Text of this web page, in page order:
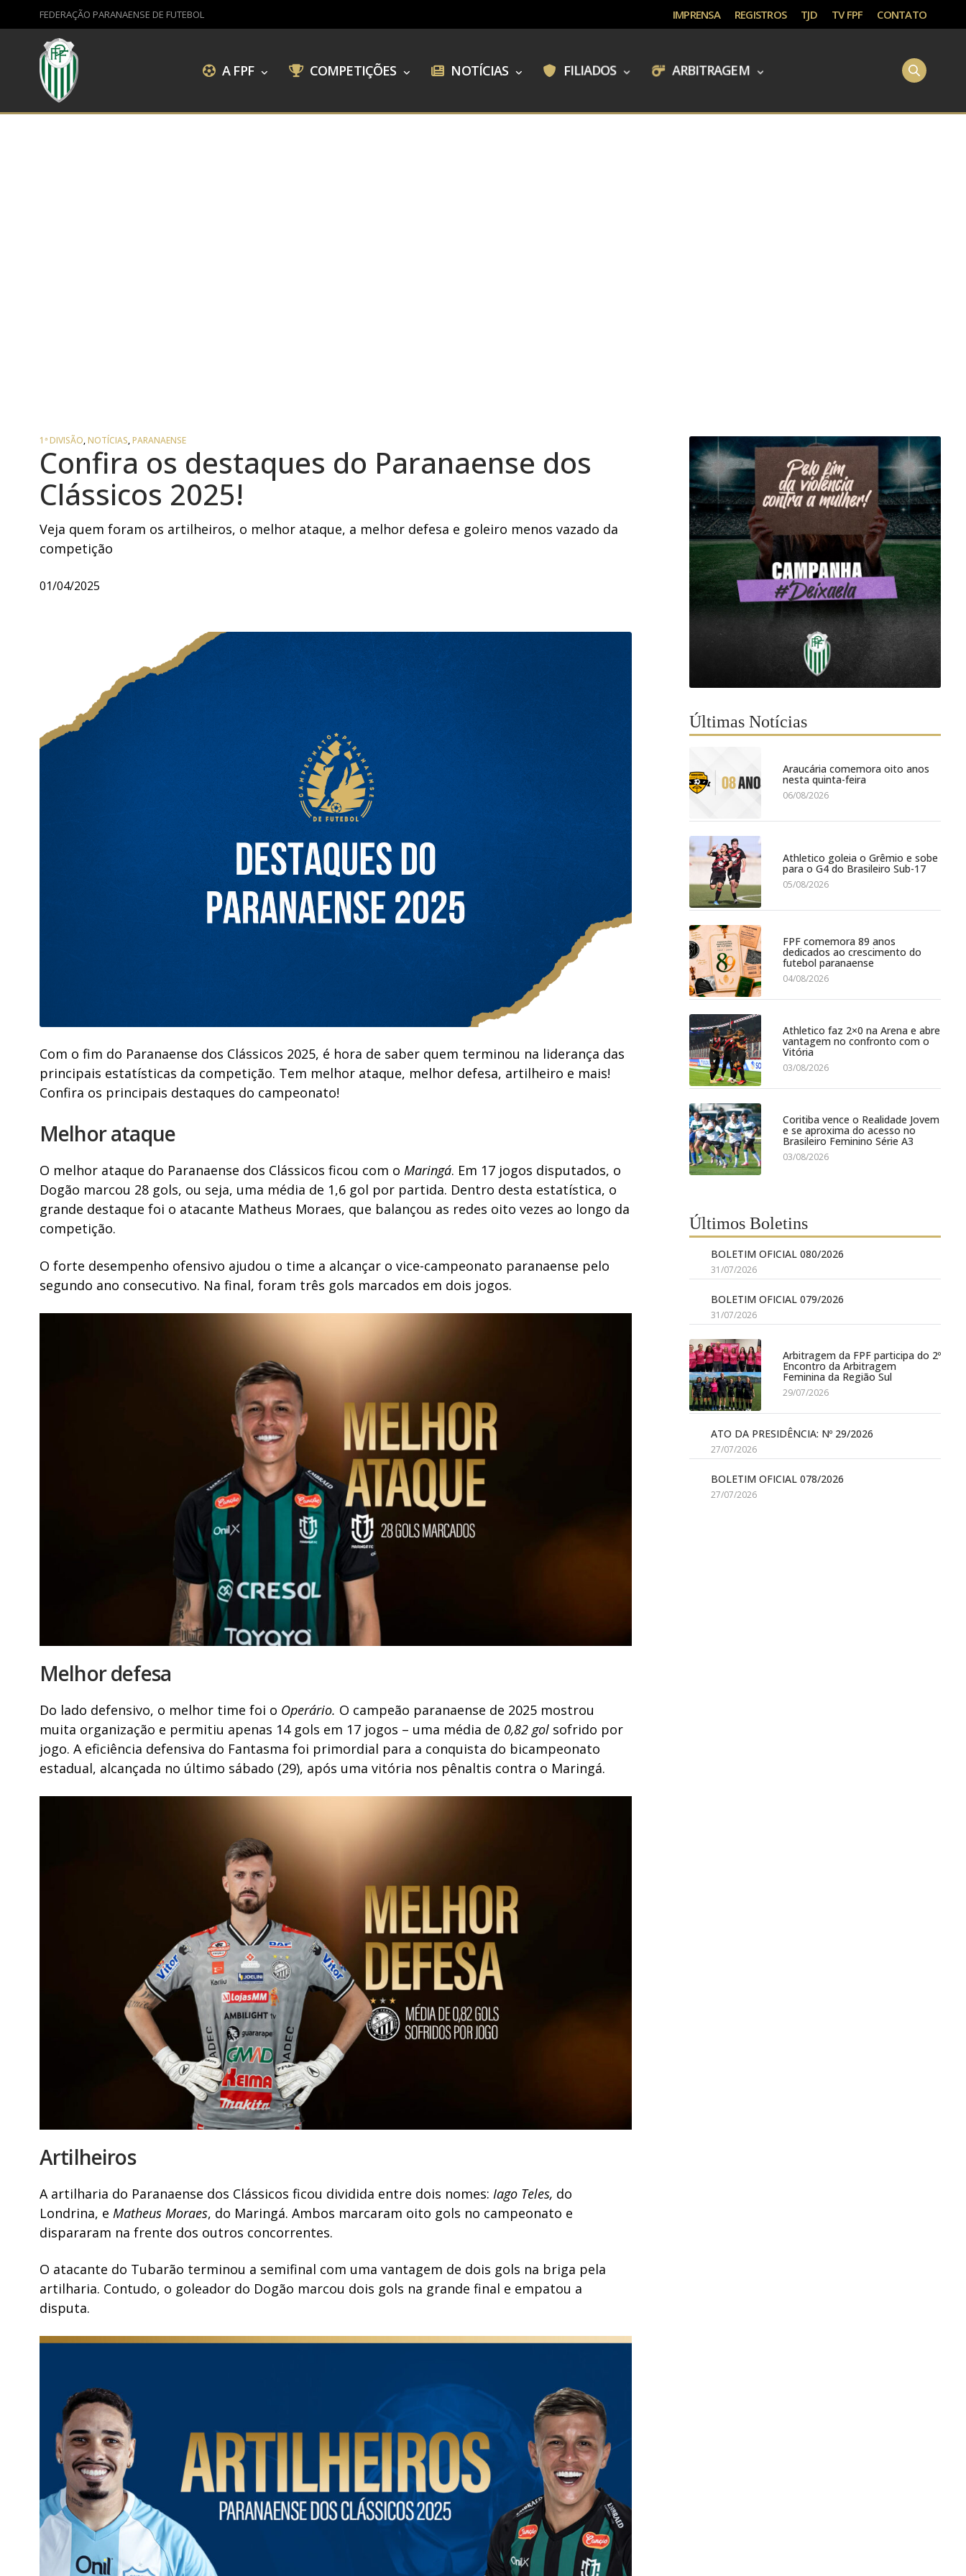
FEDERAÇÃO PARANAENSE DE FUTEBOL IMPRENSA REGISTROS TJD TV FPF CONTATO
A FPF COMPETIÇÕES NOTÍCIAS FILIADOS ARBITRAGEM
1ª DIVISÃO,NOTÍCIAS,PARANAENSE
Confira os destaques do Paranaense dos
Clássicos 2025!
Veja quem foram os artilheiros, o melhor ataque, a melhor defesa e goleiro menos vazado da
competição
01/04/2025
Com o fim do Paranaense dos Clássicos 2025, é hora de saber quem terminou na liderança das
principais estatísticas da competição. Tem melhor ataque, melhor defesa, artilheiro e mais!
Confira os principais destaques do campeonato!
Melhor ataque
O melhor ataque do Paranaense dos Clássicos ficou com oMaringá. Em 17 jogos disputados, o
Dogão marcou 28 gols, ou seja, uma média de 1,6 gol por partida. Dentro desta estatística, o
grande destaque foi o atacante Matheus Moraes, que balançou as redes oito vezes ao longo da
competição.
O forte desempenho ofensivo ajudou o time a alcançar o vice-campeonato paranaense pelo
segundo ano consecutivo. Na final, foram três gols marcados em dois jogos.
Melhor defesa
Do lado defensivo, o melhor time foi o Operário. O campeão paranaense de 2025 mostrou
muita organização e permitiu apenas 14 gols em 17 jogos – uma média de 0,82 gol sofrido por
jogo. A eficiência defensiva do Fantasma foi primordial para a conquista do bicampeonato
estadual, alcançada no último sábado (29), após uma vitória nos pênaltis contra o Maringá.
Artilheiros
A artilharia do Paranaense dos Clássicos ficou dividida entre dois nomes: Iago Teles, do
Londrina, e Matheus Moraes, do Maringá. Ambos marcaram oito gols no campeonato e
dispararam na frente dos outros concorrentes.
O atacante do Tubarão terminou a semifinal com uma vantagem de dois gols na briga pela
artilharia. Contudo, o goleador do Dogão marcou dois gols na grande final e empatou a
disputa.
Últimas Notícias
Araucária comemora oito anos
nesta quinta-feira
06/08/2026
Athletico goleia o Grêmio e sobe
para o G4 do Brasileiro Sub-17
05/08/2026
FPF comemora 89 anos
dedicados ao crescimento do
futebol paranaense
04/08/2026
Athletico faz 2×0 na Arena e abre
vantagem no confronto com o
Vitória
03/08/2026
Coritiba vence o Realidade Jovem
e se aproxima do acesso no
Brasileiro Feminino Série A3
03/08/2026
Últimos Boletins
BOLETIM OFICIAL 080/2026
31/07/2026
BOLETIM OFICIAL 079/2026
31/07/2026
Arbitragem da FPF participa do 2º
Encontro da Arbitragem
Feminina da Região Sul
29/07/2026
ATO DA PRESIDÊNCIA: Nº 29/2026
27/07/2026
BOLETIM OFICIAL 078/2026
27/07/2026